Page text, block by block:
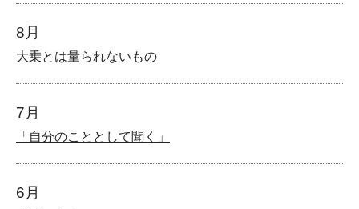
8月
大乗とは量られないもの
7月
「自分のこととして聞く」
6月